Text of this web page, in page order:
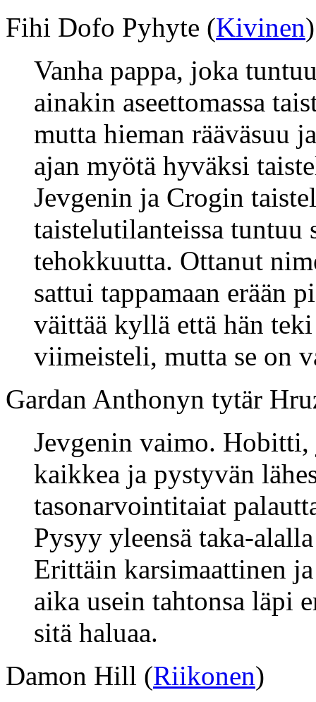
Fihi Dofo Pyhyte (Kivinen)
Vanha pappa, joka
ainakin aseettomassa
mutta hieman rääväsuu
ajan myötä hyväksi
Jevgenin ja Crogin
taistelutilanteissa
tehokkuutta. Ottanut
sattui tappamaan erään
väittää kyllä että hän
viimeisteli, mutta se on
Gardan Anthonyn tytär
Jevgenin vaimo. Hobitti,
kaikkea ja pystyvän
tasonarvointitaiat
Pysyy yleensä taka-
Erittäin karsimaattinen
aika usein tahtonsa läpi
sitä haluaa.
Damon Hill (Riikonen)